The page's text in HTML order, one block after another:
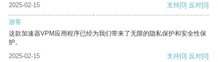
2025-02-15 支持[0] 反对[0]
游客
这款加速器VPM应用程序已经为我们带来了无限的隐私保护和安全性保
护。
2025-02-15
支持[0] 反对[0]